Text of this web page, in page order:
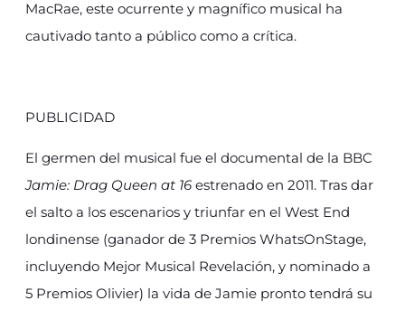
MacRae, este ocurrente y magnífico musical ha
cautivado tanto a público como a crítica.
PUBLICIDAD
El germen del musical fue el documental de la BBC
Jamie: Drag Queen at 16 estrenado en 2011. Tras dar
el salto a los escenarios y triunfar en el West End
londinense (ganador de 3 Premios WhatsOnStage,
incluyendo Mejor Musical Revelación, y nominado a
5 Premios Olivier) la vida de Jamie pronto tendrá su